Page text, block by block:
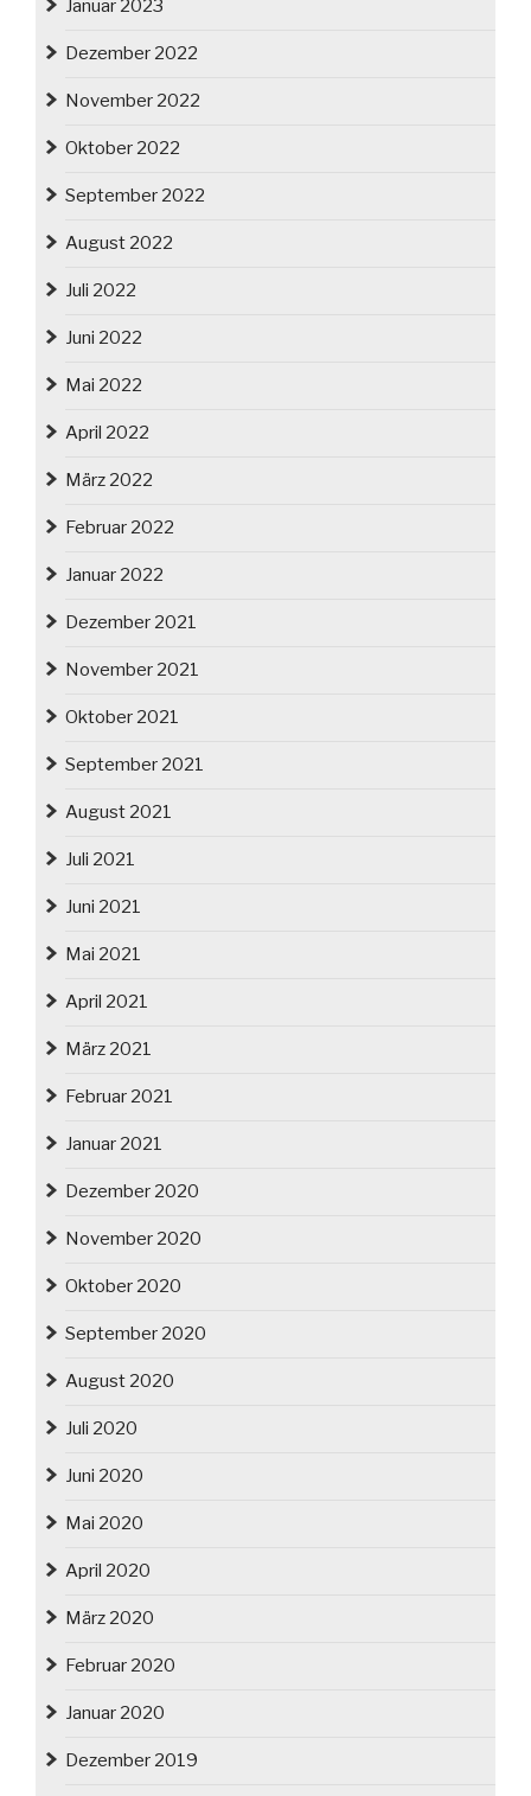
Januar 2023
Dezember 2022
November 2022
Oktober 2022
September 2022
August 2022
Juli 2022
Juni 2022
Mai 2022
April 2022
März 2022
Februar 2022
Januar 2022
Dezember 2021
November 2021
Oktober 2021
September 2021
August 2021
Juli 2021
Juni 2021
Mai 2021
April 2021
März 2021
Februar 2021
Januar 2021
Dezember 2020
November 2020
Oktober 2020
September 2020
August 2020
Juli 2020
Juni 2020
Mai 2020
April 2020
März 2020
Februar 2020
Januar 2020
Dezember 2019